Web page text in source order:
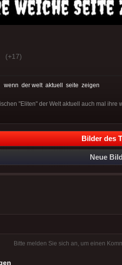
(+17)
wenn der welt aktuell seite zeigen
"Eliten" der Welt aktuell auch mal ihre
Bilder des
Neue
Bitte melden Sie sich an, um einen